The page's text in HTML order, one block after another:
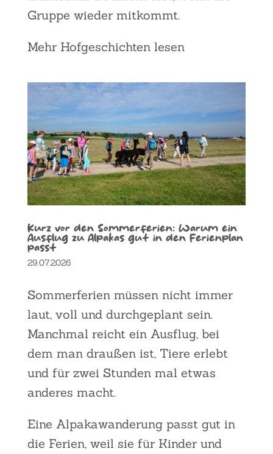
Grup­pe wie­der mit­kommt.
Mehr Hof­ge­schich­ten lesen
Kurz vor den Som­mer­fe­ri­en: War­um ein
Aus­flug zu Alpa­kas gut in den Feri­en­plan
passt
29.07.2026
Som­mer­fe­ri­en müs­sen nicht immer
laut, voll und durch­ge­plant sein.
Manch­mal reicht ein Aus­flug, bei
dem man drau­ßen ist, Tie­re erlebt
und für zwei Stun­den mal etwas
ande­res macht.
Eine Alpa­ka­wan­de­rung passt gut in
die Feri­en, weil sie für Kin­der und